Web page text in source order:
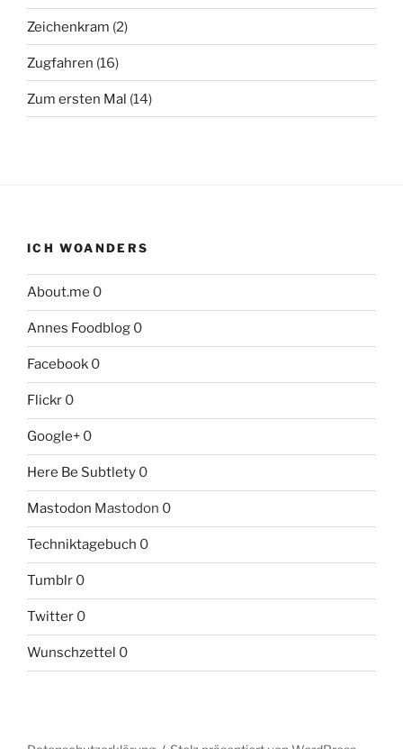
Zeichenkram (2)
Zugfahren (16)
Zum ersten Mal (14)
ICH WOANDERS
About.me 0
Annes Foodblog 0
Facebook 0
Flickr 0
Google+ 0
Here Be Subtlety 0
Mastodon Mastodon 0
Techniktagebuch 0
Tumblr 0
Twitter 0
Wunschzettel 0